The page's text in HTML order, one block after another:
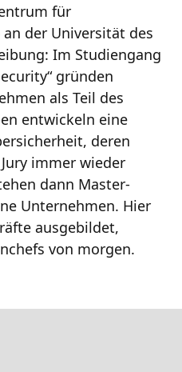
für
der Universität des
Im Studiengang
gründen
als Teil des
entwickeln eine
deren
immer wieder
dann Master-
Unternehmen. Hier
ausgebildet,
von morgen.